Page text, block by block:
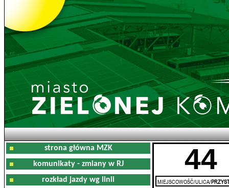
strona główna MZK
komunikaty - zmiany w RJ
rozkład jazdy wg linii
44
MIEJSCOWOŚĆ/ULICA/